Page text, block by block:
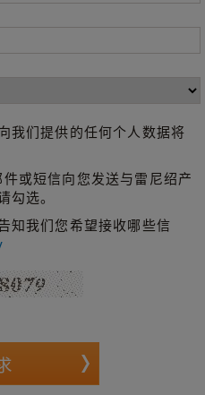
我们提供的任何个人数据将
或短信向您发送与雷尼绍产
勾选。
知我们您希望接收哪些信